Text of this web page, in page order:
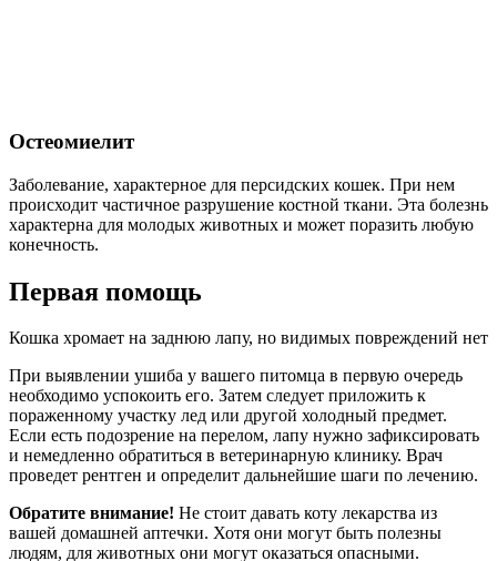
Остеомиелит
Заболевание, характерное для персидских кошек. При нем
происходит частичное разрушение костной ткани. Эта болезнь
характерна для молодых животных и может поразить любую
конечность.
Первая помощь
Кошка хромает на заднюю лапу, но видимых повреждений нет
При выявлении ушиба у вашего питомца в первую очередь
необходимо успокоить его. Затем следует приложить к
пораженному участку лед или другой холодный предмет.
Если есть подозрение на перелом, лапу нужно зафиксировать
и немедленно обратиться в ветеринарную клинику. Врач
проведет рентген и определит дальнейшие шаги по лечению.
Обратите внимание! Не стоит давать коту лекарства из
вашей домашней аптечки. Хотя они могут быть полезны
людям, для животных они могут оказаться опасными.